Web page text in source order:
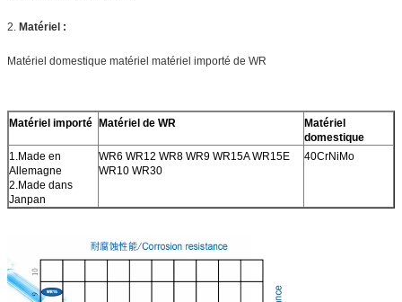
2. Matériel :
Matériel domestique matériel matériel importé de WR
Matériel importé Matériel de WR
Matériel
domestique
1.Made en
Allemagne
2.Made dans
Janpan
WR6 WR12 WR8 WR9 WR15A WR15E
WR10 WR30
40CrNiMo